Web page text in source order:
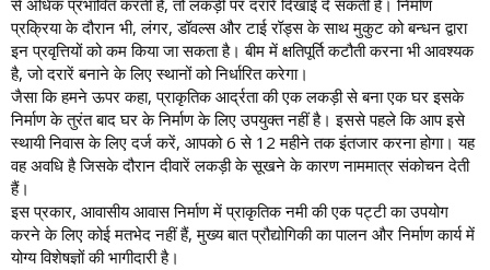
से अधिक प्रभावित करती है, तो लकड़ी पर दरारें दिखाई दे सकती हैं। निर्माण
प्रक्रिया के दौरान भी, लंगर, डॉवल्स और टाई रॉड्स के साथ मुकुट को बन्धन द्वारा
इन प्रवृत्तियों को कम किया जा सकता है। बीम में क्षतिपूर्ति कटौती करना भी आवश्यक
है, जो दरारें बनाने के लिए स्थानों को निर्धारित करेगा।
जैसा कि हमने ऊपर कहा, प्राकृतिक आर्द्रता की एक लकड़ी से बना एक घर इसके
निर्माण के तुरंत बाद घर के निर्माण के लिए उपयुक्त नहीं है। इससे पहले कि आप इसे
स्थायी निवास के लिए दर्ज करें, आपको 6 से 12 महीने तक इंतजार करना होगा। यह
वह अवधि है जिसके दौरान दीवारें लकड़ी के सूखने के कारण नाममात्र संकोचन देती
हैं।
इस प्रकार, आवासीय आवास निर्माण में प्राकृतिक नमी की एक पट्टी का उपयोग
करने के लिए कोई मतभेद नहीं हैं, मुख्य बात प्रौद्योगिकी का पालन और निर्माण कार्य में
योग्य विशेषज्ञों की भागीदारी है।